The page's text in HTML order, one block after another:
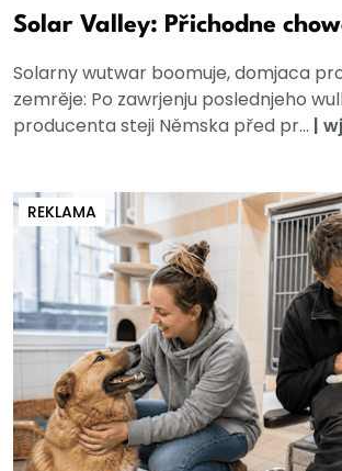
Solar Valley: Přichodne
Solarny wutwar boomuje, domjaca
zemrěje: Po zawrjenju poslednjeho
producenta steji Němska před pr... |
REKLAMA